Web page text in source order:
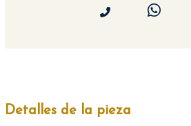
Detalles de la pieza